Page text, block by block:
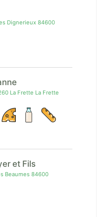
Dignerieux 84600
La Frette La Frette
et Fils
Beaumes 84600